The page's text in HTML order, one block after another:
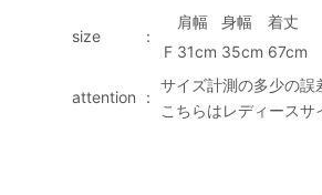
size ：
肩幅 身幅
着丈
F 31cm 35cm 67cm
attention ：
サイズ計測の多少の誤
こちらはレディースサ